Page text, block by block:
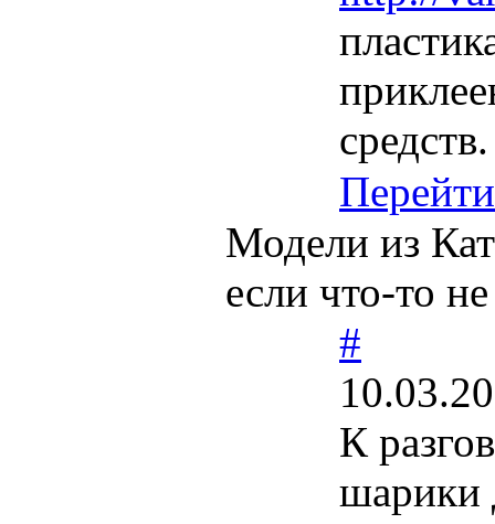
средств.
Перейти
Модели из
если что-то
#
К
шарики